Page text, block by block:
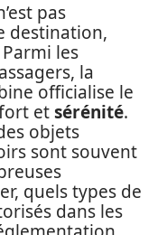
pas
destination,
les
la
officialise le
etsérénité.
objets
sont souvent
quels types de
dans les